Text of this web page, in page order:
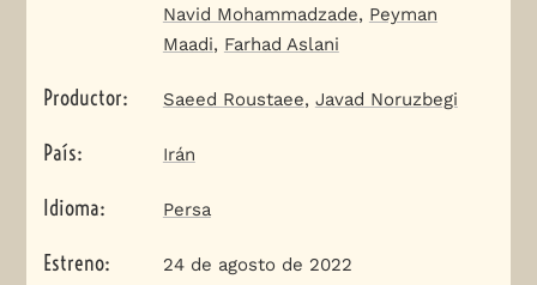
Navid Mohammadzade, Peyman
Maadi, Farhad Aslani
Productor: Saeed Roustaee, Javad Noruzbegi
País: Irán
Idioma: Persa
Estreno: 24 de agosto de 2022